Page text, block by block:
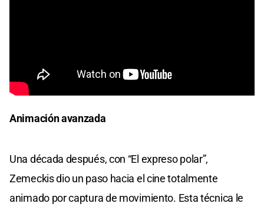
Animación avanzada
Una década después, con “El expreso polar”,
Zemeckis dio un paso hacia el cine totalmente
animado por captura de movimiento. Esta técnica le